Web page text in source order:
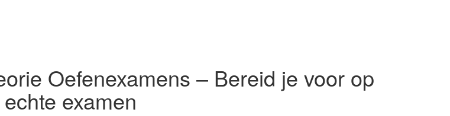
Oefenexamens – Bereid je voor op
examen